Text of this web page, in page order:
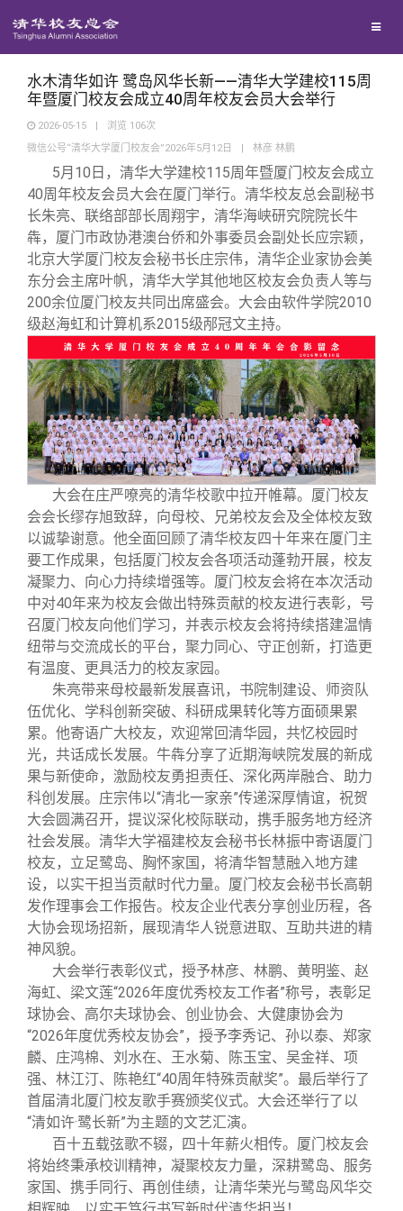
地区联络
年级联络
院系校友工作
专业委员会
兴趣群体
西南联大校友会
回馈母校
捐赠项目
捐赠新闻
捐赠纪事
捐赠方法
义工计划
媒体平台
《清华校友通讯》
《水木清华》
我要订阅
新媒体平台
百年清华
清华人物
清华故事
青春风采
校友文苑
校友讲坛
校友视界
校友服务
终身学习
信息化服务
三创大赛
实用信息
校友总会
总会简介
会长致辞
总会章程
理事会名单
制度法规
联系我们
关闭
水木清华如许 鹭岛风华长新——清华大学建校115周
年暨厦门校友会成立40周年校友会员大会举行
2026-05-15 | 浏览 106次
微信公号“清华大学厦门校友会”2026年5月12日
| 林彦 林鹏
5月10日，清华大学建校115周年暨厦门校友会成立
40周年校友会员大会在厦门举行。清华校友总会副秘书
长朱亮、联络部部长周翔宇，清华海峡研究院院长牛
犇，厦门市政协港澳台侨和外事委员会副处长应宗颖，
北京大学厦门校友会秘书长庄宗伟，清华企业家协会美
东分会主席叶帆，清华大学其他地区校友会负责人等与
200余位厦门校友共同出席盛会。 大会由软件学院2010
级赵海虹和计算机系2015级邴冠文主持。
大会在庄严嘹亮的清华校歌中拉开帷幕。厦门校友
会会长缪存旭致辞，向母校、兄弟校友会及全体校友致
以诚挚谢意。他全面回顾了清华校友四十年来在厦门主
要工作成果，包括厦门校友会各项活动蓬勃开展，校友
凝聚力、向心力持续增强等。厦门校友会将在本次活动
中对40年来为校友会做出特殊贡献的校友进行表彰，号
召厦门校友向他们学习，并表示校友会将持续搭建温情
纽带与交流成长的平台，聚力同心、守正创新，打造更
有温度、更具活力的校友家园。
朱亮带来母校最新发展喜讯，书院制建设、师资队
伍优化、学科创新突破、科研成果转化等方面硕果累
累。他寄语广大校友，欢迎常回清华园，共忆校园时
光，共话成长发展。牛犇分享了近期海峡院发展的新成
果与新使命，激励校友勇担责任、深化两岸融合、助力
科创发展。庄宗伟以“清北一家亲”传递深厚情谊，祝贺
大会圆满召开，提议深化校际联动，携手服务地方经济
社会发展。清华大学福建校友会秘书长林振中寄语厦门
校友，立足鹭岛、胸怀家国，将清华智慧融入地方建
设，以实干担当贡献时代力量。厦门校友会秘书长高朝
发作理事会工作报告。 校友企业代表分享创业历程，各
大协会现场招新，展现清华人锐意进取、互助共进的精
神风貌。
大会举行表彰仪式，授予林彦、林鹏、黄明鉴、赵
海虹、梁文莲“2026年度优秀校友工作者”称号，表彰足
球协会、高尔夫球协会、创业协会、大健康协会为
“2026年度优秀校友协会”，授予李秀记、孙以泰、郑家
麟、庄鸿棉、刘水在、王水菊、陈玉宝、吴金祥、项
强、林江汀、陈艳红“40周年特殊贡献奖”。最后举行了
首届清北厦门校友歌手赛颁奖仪式。 大会还举行了以
“清如许·鹭长新”为主题的文艺汇演。
百十五载弦歌不辍，四十年薪火相传。厦门校友会
将始终秉承校训精神，凝聚校友力量，深耕鹭岛、服务
家国、携手同行、再创佳绩，让清华荣光与鹭岛风华交